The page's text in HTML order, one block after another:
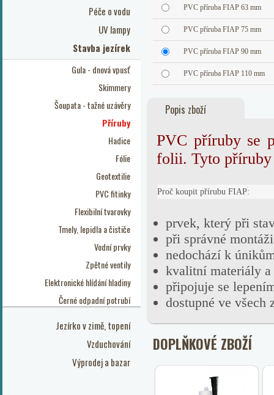
Péče o vodu
UV lampy
Stavba jezírek
Gula - dnová vpusť
Skimmery
Šoupata - tažné uzávěry
Příruby
Hadice
Fólie
Geotextilie
PVC fitinky
Flexibilní tvarovky
Tmely, lepidla a čističe
Vodní prvky
Zpětné ventily
Elektronické hlídání hladiny
Černé odpadní potrubí
Jezírko v zimě, topení
Vzduchování
Výprodej a bazar
PVC příruba FIAP 63 mm
PVC příruba FIAP 75 mm
PVC příruba FIAP 90 mm
PVC příruba FIAP 110 mm
Popis zboží
PVC příruby se
folii. Tyto
Proč koupit přírubu FIAP:
prvek, který při
při správné
nedochází k
kvalitní materiály
připojuje se
dostupné ve všech
DOPLŇKOVÉ ZBOŽÍ